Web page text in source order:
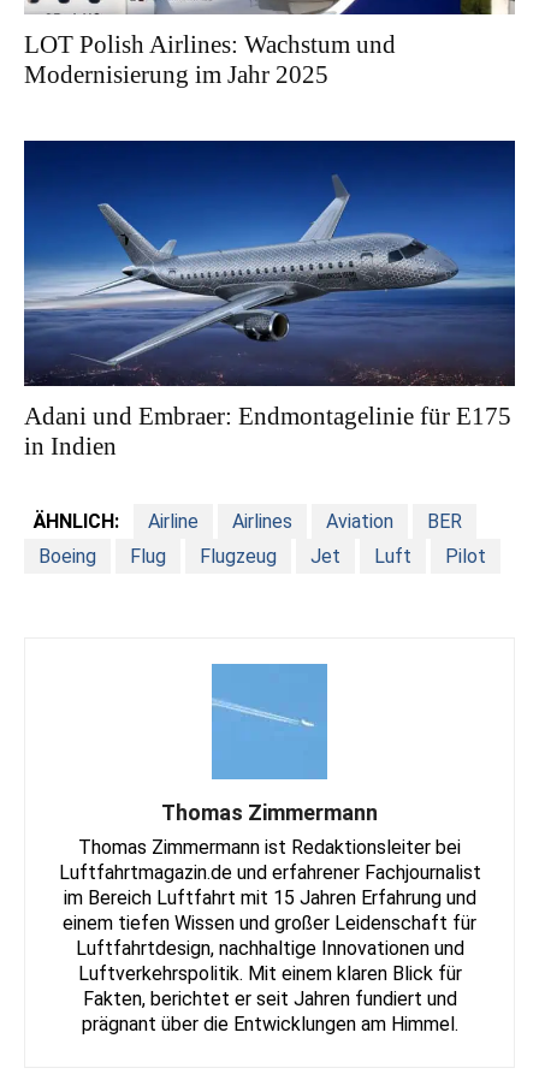
LOT Polish Airlines: Wachstum und
Modernisierung im Jahr 2025
Adani und Embraer: Endmontagelinie für E175
in Indien
ÄHNLICH: Airline Airlines Aviation
BER
Boeing
Flug Flugzeug Jet Luft Pilot
Thomas Zimmermann
Thomas Zimmermann ist Redaktionsleiter bei
Luftfahrtmagazin.de und erfahrener Fachjournalist
im Bereich Luftfahrt mit 15 Jahren Erfahrung und
einem tiefen Wissen und großer Leidenschaft für
Luftfahrtdesign, nachhaltige Innovationen und
Luftverkehrspolitik. Mit einem klaren Blick für
Fakten, berichtet er seit Jahren fundiert und
prägnant über die Entwicklungen am Himmel.